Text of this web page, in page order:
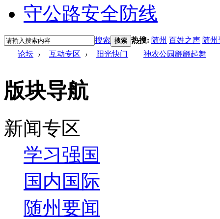
搜索 搜索 热搜: 随州 百姓之声 随
论坛 › 互动专区 › 阳光快门 神农公园翩翩起舞
版块导航
新闻专区
学习强国
国内国际
随州要闻